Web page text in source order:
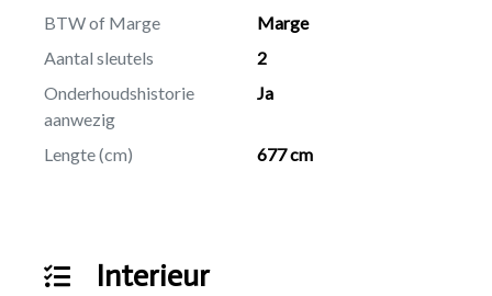
BTW of Marge
Marge
Aantal sleutels
2
Onderhoudshistorie
aanwezig
Ja
Lengte (cm) 677 cm
Interieur